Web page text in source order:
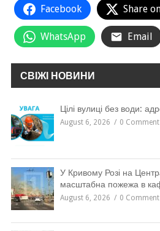
Facebook Share
WhatsApp Email
СВІЖІ НОВИНИ
Цілі вулиці без води:
August 6, 2026 0 Comment
У Кривому Розі на
масштабна пожежа в
August 6, 2026 0 Comment